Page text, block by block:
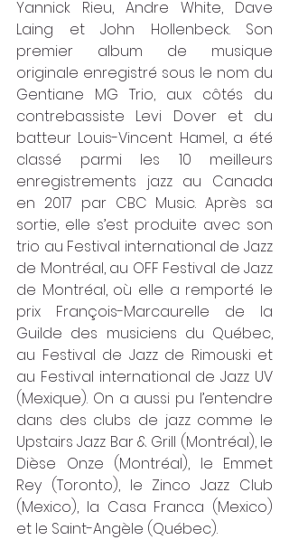
Yannick Rieu, Andre White, Dave
Laing et John Hollenbeck. Son
premier album de musique
originale enregistré sous le nom du
Gentiane MG Trio, aux côtés du
contrebassiste Levi Dover et du
batteur Louis-Vincent Hamel, a été
classé parmi les 10 meilleurs
enregistrements jazz au Canada
en 2017 par CBC Music. Après sa
sortie, elle s’est produite avec son
trio au Festival international de Jazz
de Montréal, au OFF Festival de Jazz
de Montréal, où elle a remporté le
prix François-Marcaurelle de la
Guilde des musiciens du Québec,
au Festival de Jazz de Rimouski et
au Festival international de Jazz UV
(Mexique). On a aussi pu l’entendre
dans des clubs de jazz comme le
Upstairs Jazz Bar & Grill (Montréal), le
Dièse Onze (Montréal), le Emmet
Rey (Toronto), le Zinco Jazz Club
(Mexico), la Casa Franca (Mexico)
et le Saint-Angèle (Québec).